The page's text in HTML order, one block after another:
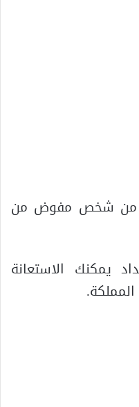
من شخص مفوض من
يمكنك الاستعانة